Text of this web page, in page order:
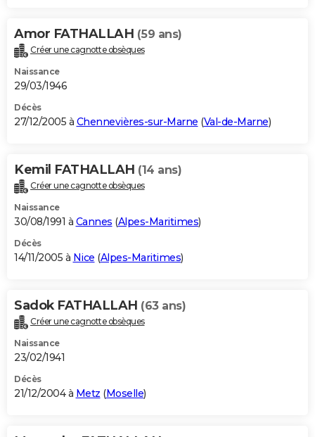
Amor FATHALLAH (59 ans)
Créer une cagnotte obsèques
Naissance
29/03/1946
Décès
27/12/2005 à Chennevières-sur-Marne (Val-de-Marne)
Kemil FATHALLAH (14 ans)
Créer une cagnotte obsèques
Naissance
30/08/1991 à Cannes (Alpes-Maritimes)
Décès
14/11/2005 à Nice (Alpes-Maritimes)
Sadok FATHALLAH (63 ans)
Créer une cagnotte obsèques
Naissance
23/02/1941
Décès
21/12/2004 à Metz (Moselle)